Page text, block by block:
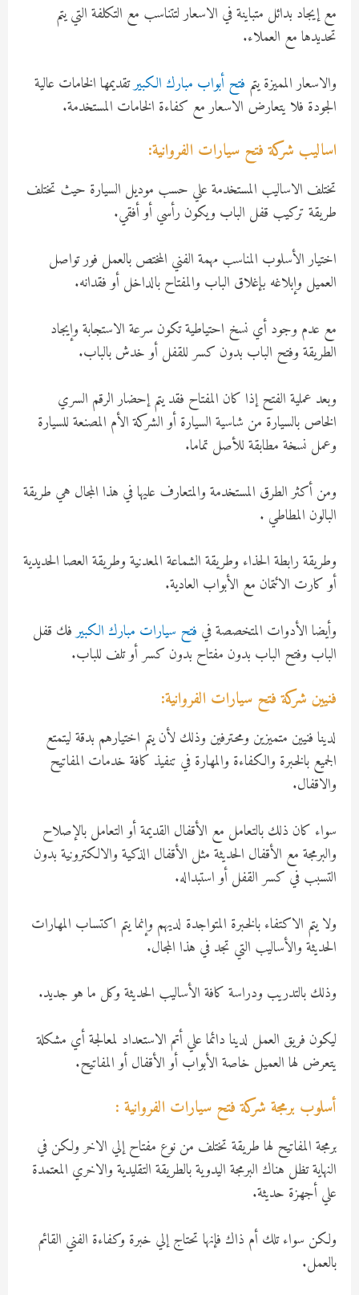
مع إيجاد بدائل متباينة في الاسعار لتتناسب مع التكلفة التي يتم
تحديدها مع العملاء.
والاسعار المميزة يتم فتح أبواب مبارك الكبيرتقديمها الخامات عالية
الجودة فلا يتعارض الاسعار مع كفاءة الخامات المستخدمة.
اساليب شركة فتح سيارات الفروانية:
تختلف الاساليب المستخدمة علي حسب موديل السيارة حيث تختلف
طريقة تركيب قفل الباب ويكون رأسي أو أفقي.
اختيار الأسلوب المناسب مهمة الفني المختص بالعمل فور تواصل
العميل وإبلاغه بإغلاق الباب والمفتاح بالداخل أو فقدانه.
مع عدم وجود أي نسخ احتياطية تكون سرعة الاستجابة وإيجاد
الطريقة وفتح الباب بدون كسر للقفل أو خدش بالباب.
وبعد عملية الفتح إذا كان المفتاح فقد يتم إحضار الرقم السري
الخاص بالسيارة من شاسية السيارة أو الشركة الأم المصنعة للسيارة
وعمل نسخة مطابقة للأصل تماما.
ومن أكثر الطرق المستخدمة والمتعارف عليها في هذا المجال هي طريقة
البالون المطاطي .
وطريقة رابطة الحذاء وطريقة الشماعة المعدنية وطريقة العصا الحديدية
أو كارت الائتمان مع الأبواب العادية.
وأيضا الأدوات المتخصصة في فتح سيارات مبارك الكبيرفك قفل
الباب وفتح الباب بدون مفتاح بدون كسر أو تلف للباب.
فنيين شركة فتح سيارات الفروانية:
لدينا فنيين متميزين ومحترفين وذلك لأن يتم اختيارهم بدقة ليتمتع
الجميع بالخبرة والكفاءة والمهارة في تنفيذ كافة خدمات المفاتيح
والاقفال.
سواء كان ذلك بالتعامل مع الأقفال القديمة أو التعامل بالإصلاح
والبرمجة مع الأقفال الحديثة مثل الأقفال الذكية والالكترونية بدون
التسبب في كسر القفل أو استبداله.
ولا يتم الاكتفاء بالخبرة المتواجدة لديهم وإنما يتم اكتساب المهارات
الحديثة والأساليب التي تجد في هذا المجال.
وذلك بالتدريب ودراسة كافة الأساليب الحديثة وكل ما هو جديد.
ليكون فريق العمل لدينا دائما علي أتم الاستعداد لمعالجة أي مشكلة
يتعرض لها العميل خاصة الأبواب أو الأقفال أو المفاتيح.
أسلوب برمجة شركة فتح سيارات الفروانية :
برمجة المفاتيح لها طريقة تختلف من نوع مفتاح إلي الاخر ولكن في
النهاية تظل هناك البرمجة اليدوية بالطريقة التقليدية والاخري المعتمدة
علي أجهزة حديثة.
ولكن سواء تلك أم ذاك فإنها تحتاج إلي خبرة وكفاءة الفني القائم
بالعمل.